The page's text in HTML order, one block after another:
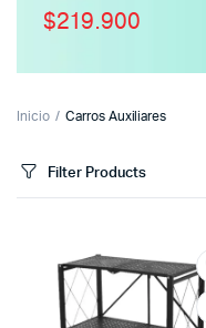
$219.900
Inicio Carros Auxiliares
Filter Products